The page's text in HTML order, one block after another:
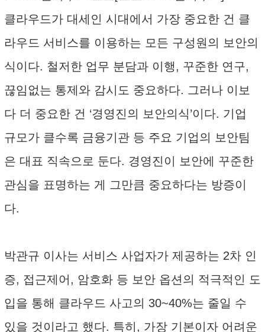
클라우드가 대세인 시대에서 가장 중요한 건 클
라우드 서비스를 이용하는 모든 구성원의 보안의
식이다. 철저한 업무 분담과 이행, 꾸준한 연구,
끊임없는 통제와 감시도 중요하다. 그러나 이보
다 더 중요한 건 ‘경영진의 보안의식’이다. 기업
규모가 클수록 금융기관 등 주요 기업의 보안팀
은 대표 직속으로 둔다. 경영진이 보안에 꾸준한
관심을 표명하는 게 그만큼 중요하다는 방증이
다.
박관규 이사는 서비스 사업자가 제공하는 2차 인
증, 접근제어, 암호화 등 보안 옵션의 적극적인 도
입을 통해 클라우드 사고의 30~40%는 줄일 수
있을 것이라고 했다. 특히, 가장 기본이자 어려운